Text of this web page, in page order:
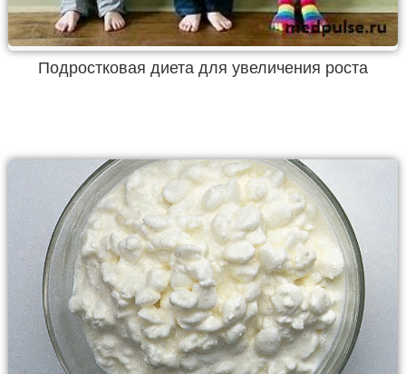
Подростковая диета для увеличения роста